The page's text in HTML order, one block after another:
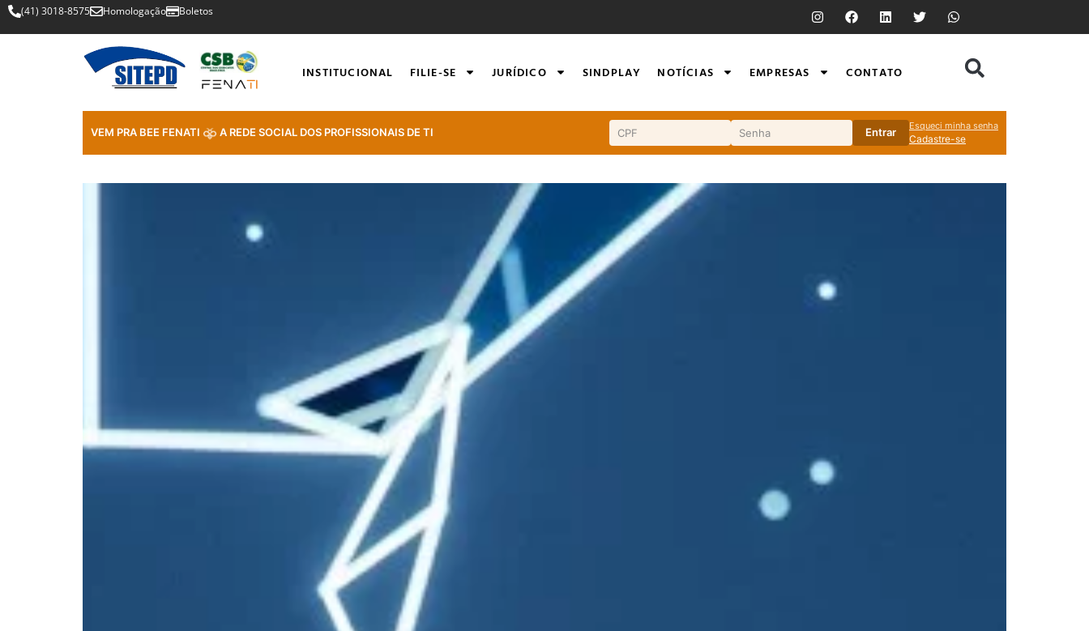
(41) 3018-8575 Homologação Boletos
INSTITUCIONAL FILIE-SE JURÍDICO SINDPLAY NOTÍCIAS EMPRESAS CONTATO
VEM PRA BEE FENATI A REDE SOCIAL DOS PROFISSIONAIS DE TI Entrar
Esqueci minha senha
Cadastre-se